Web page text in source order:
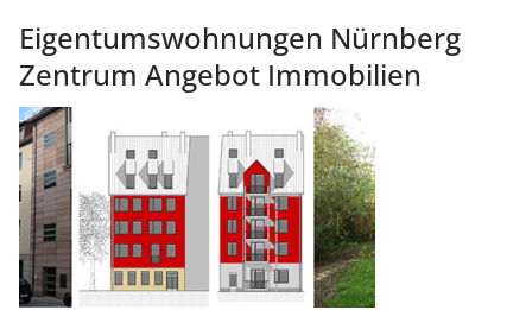
Eigentumswohnungen Nürnberg
Zentrum Angebot Immobilien